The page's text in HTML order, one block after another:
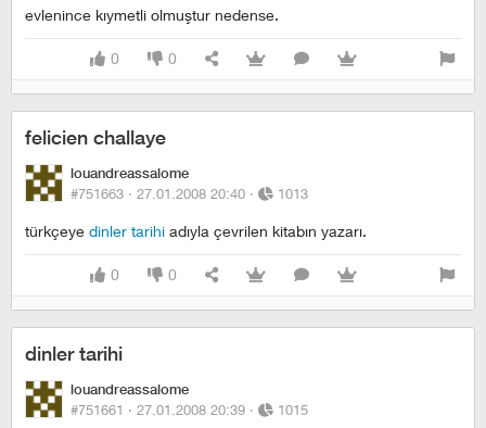
evlenince kıymetli olmuştur nedense.
0 0
felicien challaye
louandreassalome
#751663 · 27.01.2008 20:40 · 1013
türkçeye dinler tarihi adıyla çevrilen kitabın yazarı.
0 0
dinler tarihi
louandreassalome
#751661 · 27.01.2008 20:39 · 1015